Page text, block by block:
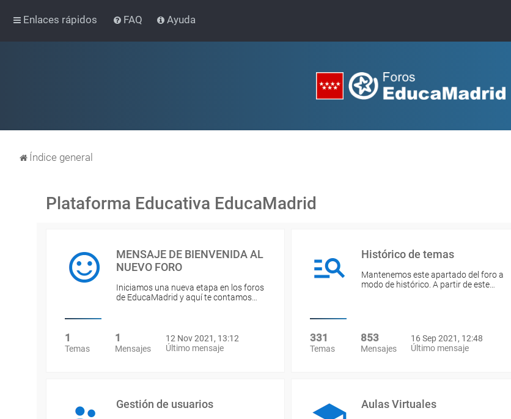
Enlaces rápidos FAQ Ayuda
Índice general
Plataforma Educativa EducaMadrid
MENSAJE DE BIENVENIDA AL
NUEVO FORO
Iniciamos una nueva etapa en los foros
de EducaMadrid y aquí te contamos…
1
Temas
1
Mensajes
12 Nov 2021, 13:12
Último mensaje
Histórico de temas
Mantenemos este apartado del foro a
modo de histórico. A partir de este…
331
Temas
853
Mensajes
16 Sep 2021, 12:48
Último mensaje
Gestión de usuarios Aulas Virtuales